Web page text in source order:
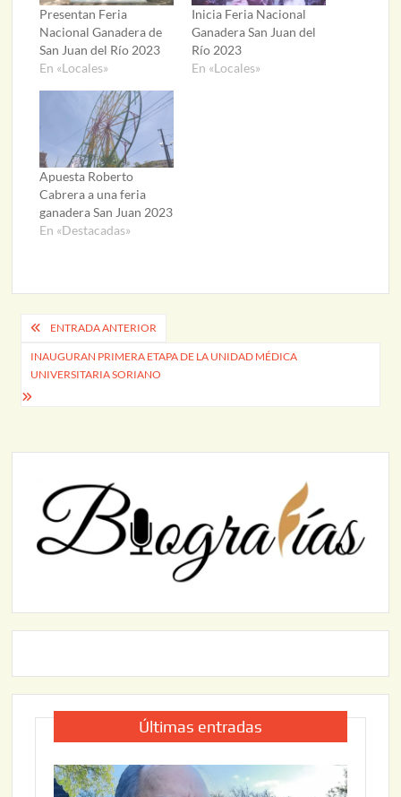
Presentan Feria
Nacional Ganadera de
San Juan del Río 2023
En «Locales»
Inicia Feria Nacional
Ganadera San Juan del
Río 2023
En «Locales»
Apuesta Roberto
Cabrera a una feria
ganadera San Juan 2023
En «Destacadas»
Navegación
de
entradas
ENTRADA ANTERIOR
INAUGURAN PRIMERA ETAPA DE LA UNIDAD MÉDICA
UNIVERSITARIA SORIANO
Últimas entradas